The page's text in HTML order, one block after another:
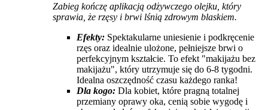
Zabieg kończę aplikacją odżywczego olejku, który
sprawia, że rzęsy i brwi lśnią zdrowym blaskiem.
Efekty: Spektakularne uniesienie i podkręcenie
rzęs oraz idealnie ulożone, pełniejsze brwi o
perfekcyjnym kształcie. To efekt "makijażu bez
makijażu", który utrzymuje się do 6-8 tygodni.
Idealna oszczędność czasu każdego ranka!
Dla kogo: Dla kobiet, które pragną totalnej
przemiany oprawy oka, cenią sobie wygodę i